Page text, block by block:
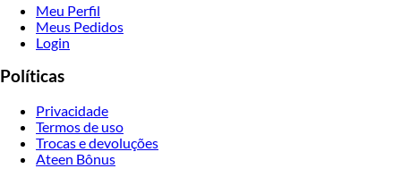
Meu Perfil
Meus Pedidos
Login
Políticas
Privacidade
Termos de uso
Trocas e devoluções
Ateen Bônus